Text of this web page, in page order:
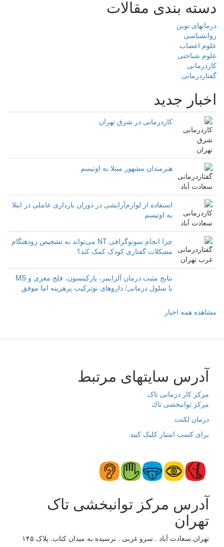
دسته بندی مقالات
درمانهای نوین
روانشناسی
علوم اعصاب
علوم شناختی
کاردرمانی
گفتاردرمانی
اخبار جدید
کاردرمانی در شرق تهران
هنرمندان مشهور مبتلا به اوتیسم
استفاده از لوازم‌آرایشی در دوران بارداری عاملی در ابتلا
به اوتیسم
چرا انجام سونوگرافی NT می‌تواند به تشخیص زودهنگام
مشکلات گفتاری کودک کمک کند؟
نتایج مثبت درمان آلزایمر، پارکینسون، فلج مغزی و MS
با سلول درمانی/ داروهای نوترکیب پرهزینه اما موفق‌‌
مشاهده همه اخبار
آدرس سایتهای مرتبط
مرکز کار درمانی تاک
مرکز توانبخشی تاك
درمان لکنت
برای کسب امتیاز کلیک کنید
آدرس مرکز توانبخشی تاک
تهران
تهران.سعادت آباد . سرو غربی . نرسیده به میدان کتاب. پلاک ۱۴۵